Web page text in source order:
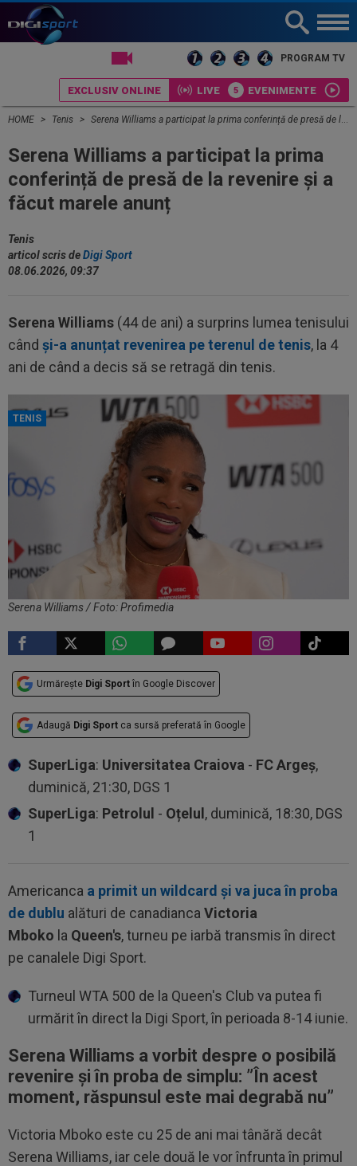
PROGRAM TV
EXCLUSIV ONLINE LIVE EVENIMENTE
HOME Tenis Serena Williams a participat la prima conferință de presă de la revenire și a făcut marele anunț
Serena Williams a participat la prima
conferință de presă de la revenire și a
făcut marele anunț
Tenis
articol scris deDigi Sport
08.06.2026, 09:37
Serena Williams (44 de ani) a surprins lumea tenisului
când și-a anunțat revenirea pe terenul de tenis, la 4
ani de când a decis să se retragă din tenis.
TENIS
Serena Williams / Foto: Profimedia
Urmărește Digi Sport în Google Discover
Adaugă Digi Sport ca sursă preferată în Google
SuperLiga: Universitatea Craiova - FC Argeș,
duminică, 21:30, DGS 1
SuperLiga: Petrolul - Oțelul, duminică, 18:30, DGS
1
Americanca a primit un wildcard și va juca în proba
de dublu alături de canadianca Victoria
Mboko la Queen's, turneu pe iarbă transmis în direct
pe canalele Digi Sport.
Turneul WTA 500 de la Queen's Club va putea fi
urmărit în direct la Digi Sport, în perioada 8-14 iunie.
Serena Williams a vorbit despre o posibilă
revenire și în proba de simplu: ”În acest
moment, răspunsul este mai degrabă nu”
Victoria Mboko este cu 25 de ani mai tânără decât
Serena Williams, iar cele două le vor înfrunta în primul